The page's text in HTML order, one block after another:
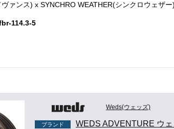
ァンス) x SYNCHRO WEATHER(シンクロウェザ
114.3-5
Weds(ウェッズ)
ブランド WEDS ADVENTURE ウ